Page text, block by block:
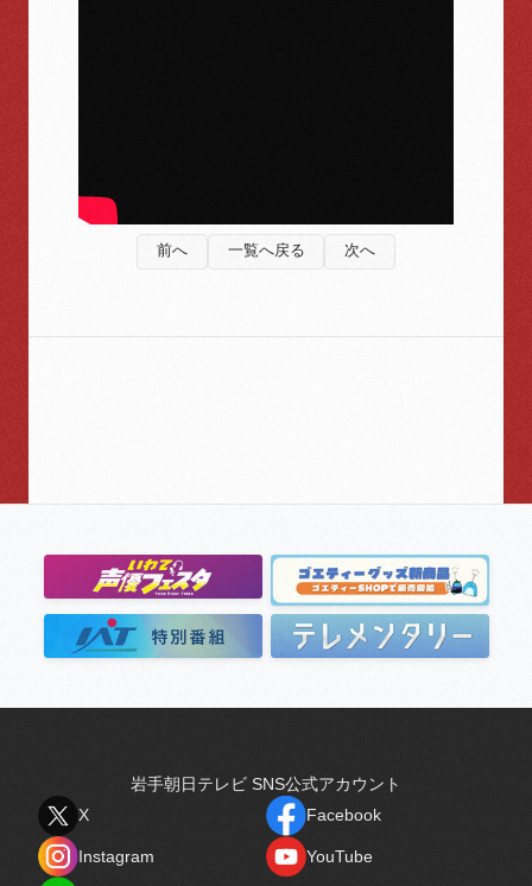
前へ 一覧へ戻る 次へ
岩手朝日テレビ SNS公式アカウント
X
Facebook
Instagram
YouTube